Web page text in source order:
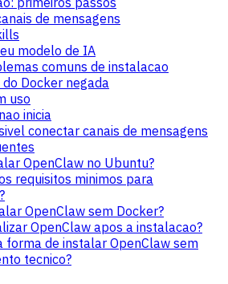
de mensagens
modelo de IA
comuns de instalacao
Docker negada
uso
inicia
conectar canais de mensagens
OpenClaw no Ubuntu?
requisitos minimos para
OpenClaw sem Docker?
OpenClaw apos a instalacao?
forma de instalar OpenClaw sem
tecnico?